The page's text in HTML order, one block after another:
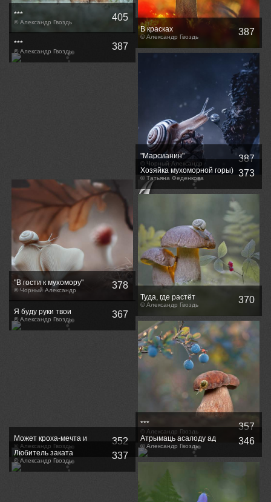
***
© Александр Гвоздь 405
В красках
© Александр Гвоздь 387
***
© Александр Гвоздь 387
"Марсианин"
© Чорный Александр 387
"В гости к мухомору"
© Чорный Александр 378
Хозяйка мухоморной горы)
© Татьяна Феденкова 373
Туда, где растёт
костяника...
© Александр Гвоздь 370
Я буду руки твои
целовать...
© Александр Гвоздь 367
***
© Александр Гвоздь 357
Может кроха-мечта и
мала...
© Александр Гвоздь 352
Атрымаць асалоду ад
густам
© Александр Гвоздь 346
Любитель заката
© Александр Гвоздь 337